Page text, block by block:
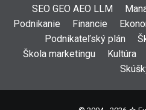
SEO GEO AEO LLM
Podnikanie
Financie
Podnikateľský plán
Škola marketingu
Kultúra